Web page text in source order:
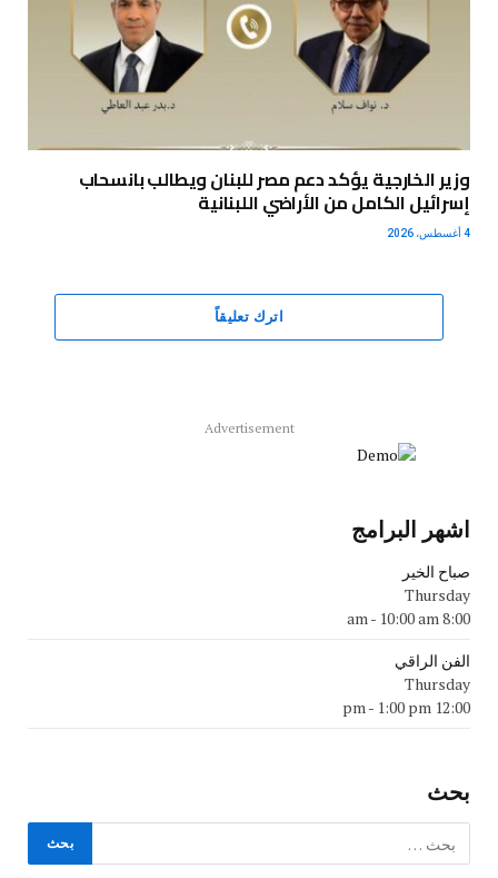
وزير الخارجية يؤكد دعم مصر للبنان ويطالب بانسحاب
إسرائيل الكامل من الأراضي اللبنانية
4 أغسطس، 2026
اترك تعليقاً
Advertisement
اشهر البرامج
صباح الخير
Thursday
8:00 am
- 10:00 am
الفن الراقي
Thursday
12:00 pm
- 1:00 pm
بحث